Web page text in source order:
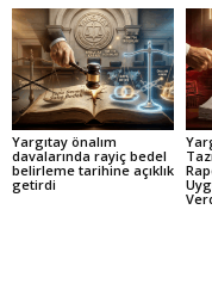
Yargıtay önalım
davalarında rayiç bedel
belirleme tarihine açıklık
getirdi